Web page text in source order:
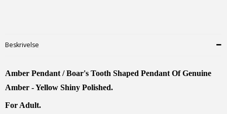
Beskrivelse
Amber Pendant / Boar's Tooth Shaped Pendant Of Genuine
Amber - Yellow Shiny Polished.
For Adult.